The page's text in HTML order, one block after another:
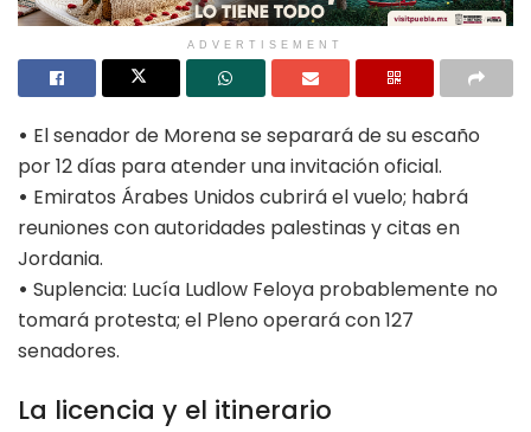
ADVERTISEMENT
• El senador de Morena se separará de su escaño
por 12 días para atender una invitación oficial.
• Emiratos Árabes Unidos cubrirá el vuelo; habrá
reuniones con autoridades palestinas y citas en
Jordania.
• Suplencia: Lucía Ludlow Feloya probablemente no
tomará protesta; el Pleno operará con 127
senadores.
La licencia y el itinerario